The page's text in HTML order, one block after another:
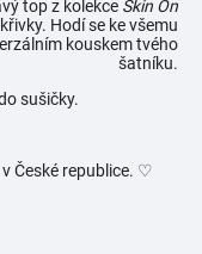
top z kolekce Skin On
Hodí se ke všemu
kouskem tvého
šatníku.
sušičky.
České republice. ♡